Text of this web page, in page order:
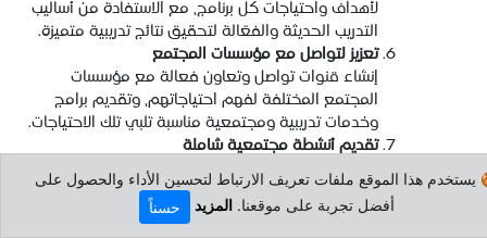
لأهداف واحتياجات كل برنامج، مع الاستفادة من أساليب
التدريب الحديثة والفعّالة لتحقيق نتائج تدريبية متميزة.
تعزيز لتواصل مع مؤسسات المجتمع
إنشاء قنوات تواصل وتعاون فعالة مع مؤسسات
المجتمع المختلفة لفهم احتياجاتهم، وتقديم برامج
وخدمات تدريبية ومجتمعية مناسبة تلبي تلك الاحتياجات.
تقديم أنشطة مجتمعية شاملة
تنظيم مجموعة متنوعة من الأنشطة الموجهة للمجتمع، مثل الدورات
التدريبية، وورش العمل، والمحاضرات التوعوية والتعليمية، والأندية
يستخدم هذا الموقع ملفات تعريف الارتباط لتحسين الأداء والحصول على
أفضل تجربة على موقعنا.المزيد حسناً